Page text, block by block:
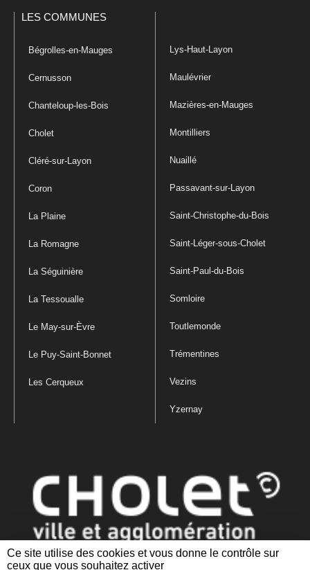
Ce site utilise des cookies et vous donne le contrôle sur
ceux que vous souhaitez activer
LES COMMUNES
Bégrolles-en-Mauges
Cernusson
Chanteloup-les-Bois
Cholet
Cléré-sur-Layon
Coron
La Plaine
La Romagne
La Séguinière
La Tessoualle
Le May-sur-Èvre
Le Puy-Saint-Bonnet
Les Cerqueux
Lys-Haut-Layon
Maulévrier
Mazières-en-Mauges
Montilliers
Nuaillé
Passavant-sur-Layon
Saint-Christophe-du-Bois
Saint-Léger-sous-Cholet
Saint-Paul-du-Bois
Somloire
Toutlemonde
Trémentines
Vezins
Yzernay